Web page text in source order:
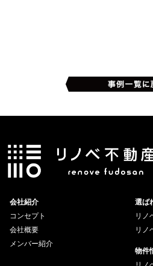
会社紹介
コンセプト
会社概要
メンバー紹介
選ば
リノ
リノ
物件